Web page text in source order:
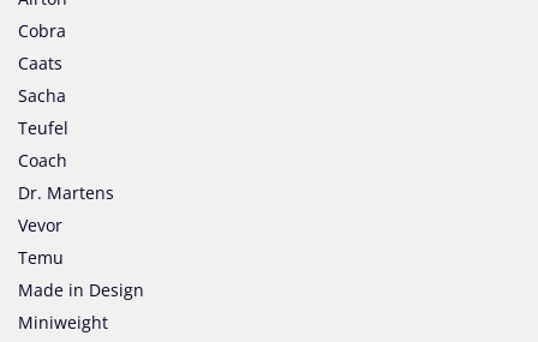
Cobra
Caats
Sacha
Teufel
Coach
Dr. Martens
Vevor
Temu
Made in Design
Miniweight